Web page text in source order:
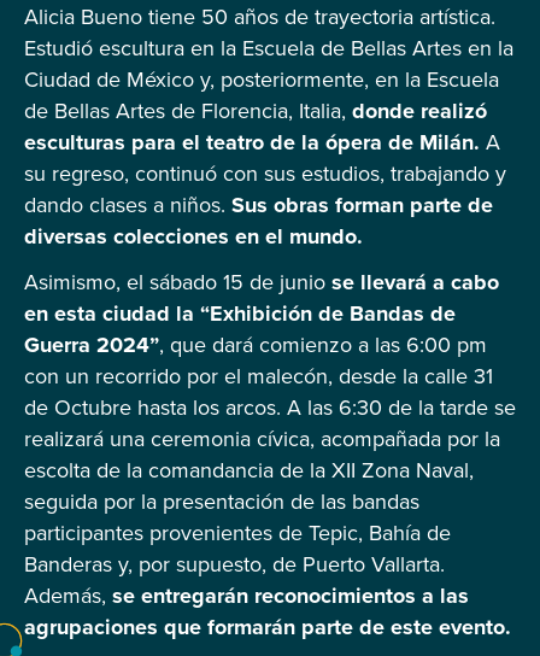
Alicia Bueno tiene 50 años de trayectoria artística.
Estudió escultura en la Escuela de Bellas Artes en la
Ciudad de México y, posteriormente, en la Escuela
de Bellas Artes de Florencia, Italia, donde realizó
esculturas para el teatro de la ópera de Milán. A
su regreso, continuó con sus estudios, trabajando y
dando clases a niños. Sus obras forman parte de
diversas colecciones en el mundo.
Asimismo, el sábado 15 de juniose llevará a cabo
en esta ciudad la “Exhibición de Bandas de
Guerra 2024”, que dará comienzo a las 6:00 pm
con un recorrido por el malecón, desde la calle 31
de Octubre hasta los arcos. A las 6:30 de la tarde se
realizará una ceremonia cívica, acompañada por la
escolta de la comandancia de la XII Zona Naval,
seguida por la presentación de las bandas
participantes provenientes de Tepic, Bahía de
Banderas y, por supuesto, de Puerto Vallarta.
Además, se entregarán reconocimientos a las
agrupaciones que formarán parte de este evento.